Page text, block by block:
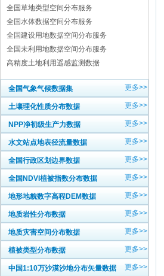
全国草地类型空间分布服务
全国水体数据空间分布服务
全国建设用地数据空间分布服务
全国未利用地数据空间分布服务
高精度土地利用遥感监测数据
全国气象气候数据集 更多>>
土壤理化性质分布数据 更多>>
NPP净初级生产力数据 更多>>
水文站点地表径流量数据 更多>>
全国行政区划边界数据 更多>>
全国NDVI植被指数分布数据 更多>>
地形地貌数字高程DEM数据 更多>>
地质岩性分布数据 更多>>
地质灾害空间分布数据 更多>>
植被类型分布数据 更多>>
中国1:10万沙漠沙地分布矢量数据 更多>>